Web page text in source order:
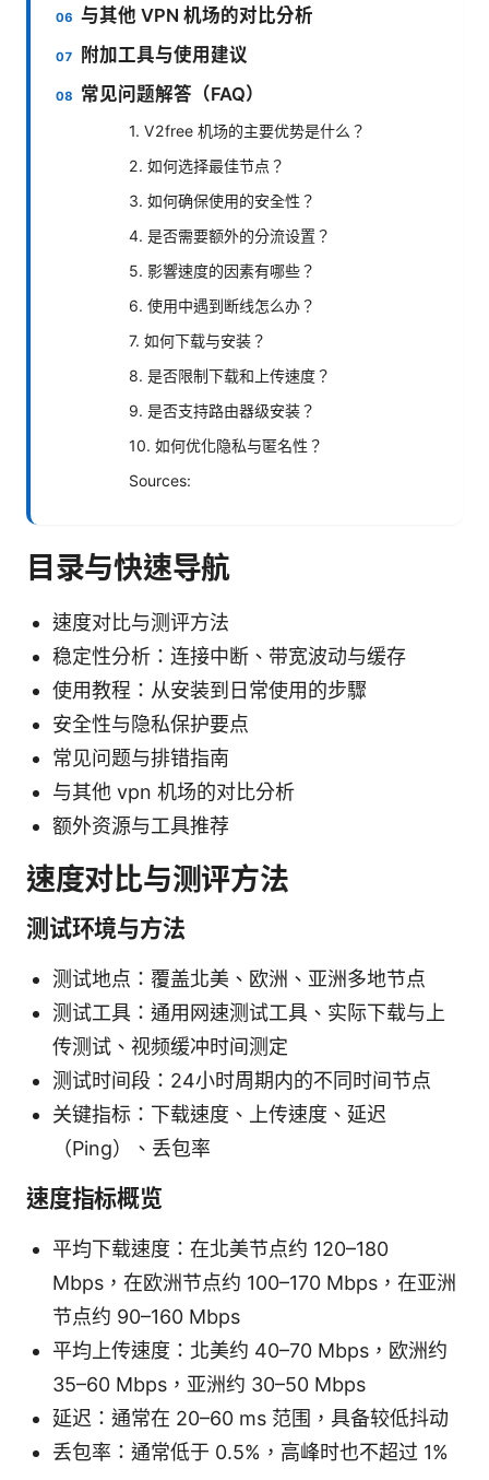
与其他 VPN 机场的对比分析
附加工具与使用建议
常见问题解答（FAQ）
1. V2free 机场的主要优势是什么？
2. 如何选择最佳节点？
3. 如何确保使用的安全性？
4. 是否需要额外的分流设置？
5. 影響速度的因素有哪些？
6. 使用中遇到断线怎么办？
7. 如何下载与安装？
8. 是否限制下载和上传速度？
9. 是否支持路由器级安装？
10. 如何优化隐私与匿名性？
Sources:
目录与快速导航
速度对比与测评方法
稳定性分析：连接中断、带宽波动与缓存
使用教程：从安装到日常使用的步驟
安全性与隐私保护要点
常见问题与排错指南
与其他 vpn 机场的对比分析
额外资源与工具推荐
速度对比与测评方法
测试环境与方法
测试地点：覆盖北美、欧洲、亚洲多地节点
测试工具：通用网速测试工具、实际下载与上
传测试、视频缓冲时间测定
测试时间段：24小时周期内的不同时间节点
关键指标：下载速度、上传速度、延迟
（Ping）、丢包率
速度指标概览
平均下载速度：在北美节点约 120–180
Mbps，在欧洲节点约 100–170 Mbps，在亚洲
节点约 90–160 Mbps
平均上传速度：北美约 40–70 Mbps，欧洲约
35–60 Mbps，亚洲约 30–50 Mbps
延迟：通常在 20–60 ms 范围，具备较低抖动
丢包率：通常低于 0.5%，高峰时也不超过 1%